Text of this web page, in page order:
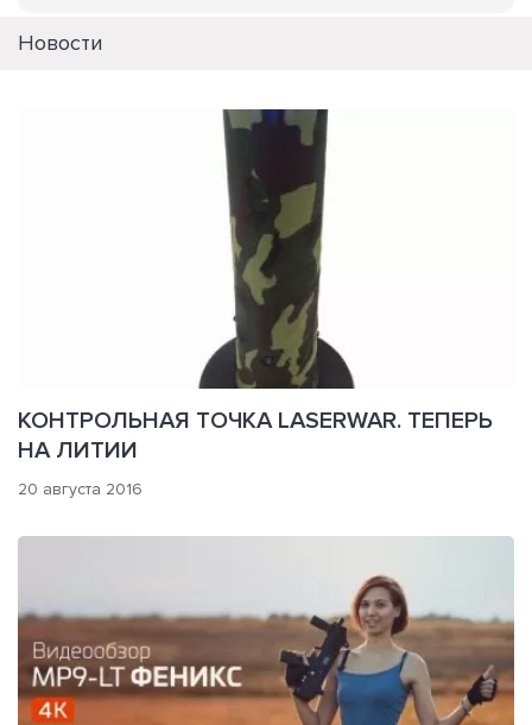
Новости
КОНТРОЛЬНАЯ ТОЧКА LASERWAR. ТЕПЕРЬ
НА ЛИТИИ
20 августа 2016